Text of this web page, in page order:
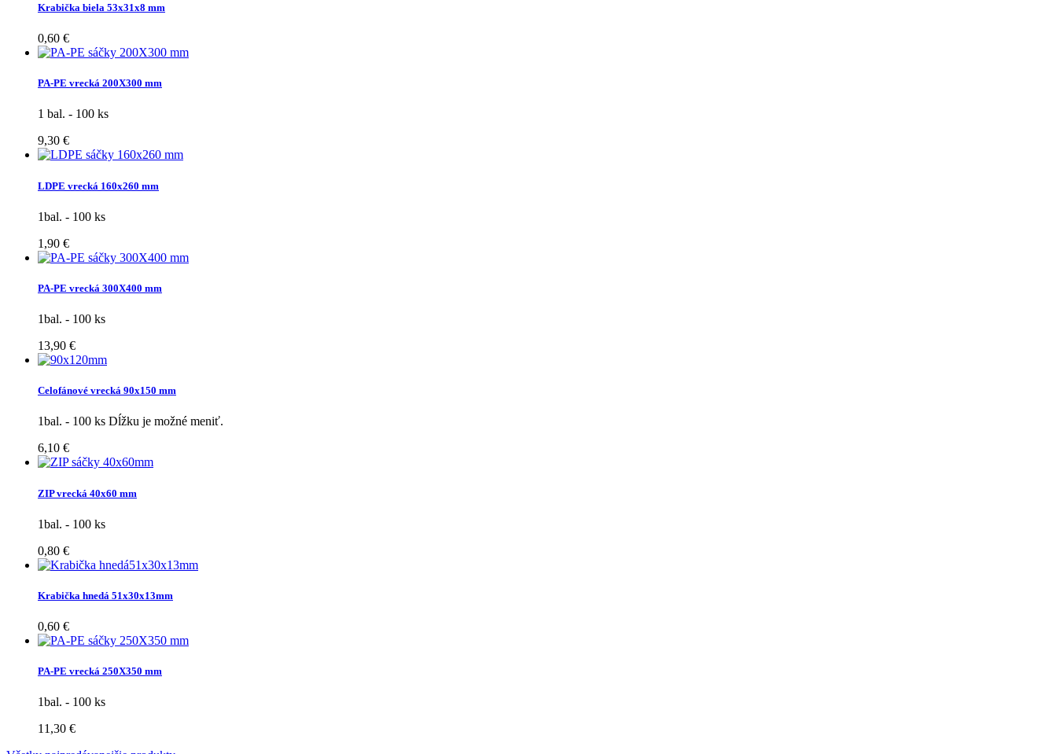
Krabička biela 53x31x8 mm
0,60 €
PA-PE vrecká 200X300 mm
1 bal. - 100 ks
9,30 €
LDPE vrecká 160x260 mm
1bal. - 100 ks
1,90 €
PA-PE vrecká 300X400 mm
1bal. - 100 ks
13,90 €
Celofánové vrecká 90x150 mm
1bal. - 100 ks Dĺžku je možné meniť.
6,10 €
ZIP vrecká 40x60 mm
1bal. - 100 ks
0,80 €
Krabička hnedá 51x30x13mm
0,60 €
PA-PE vrecká 250X350 mm
1bal. - 100 ks
11,30 €